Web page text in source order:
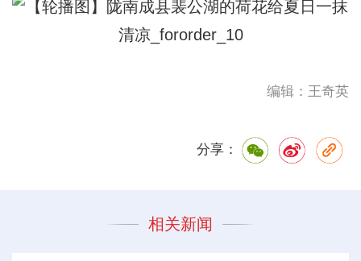
编辑：王奇英
分享：
相关新闻